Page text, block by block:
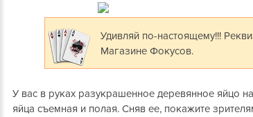
Удивляй по-настоящему!!!
Магазине Фокусов.
У вас в руках разукрашенное деревянное яйцо
яйца съемная и полая. Сняв ее, покажите